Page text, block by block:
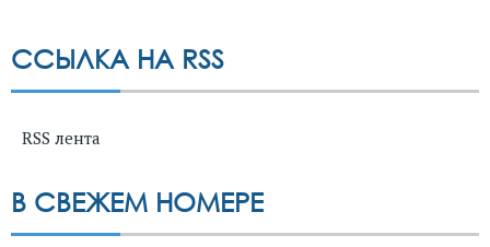
ССЫЛКА НА RSS
RSS лента
В СВЕЖЕМ НОМЕРЕ